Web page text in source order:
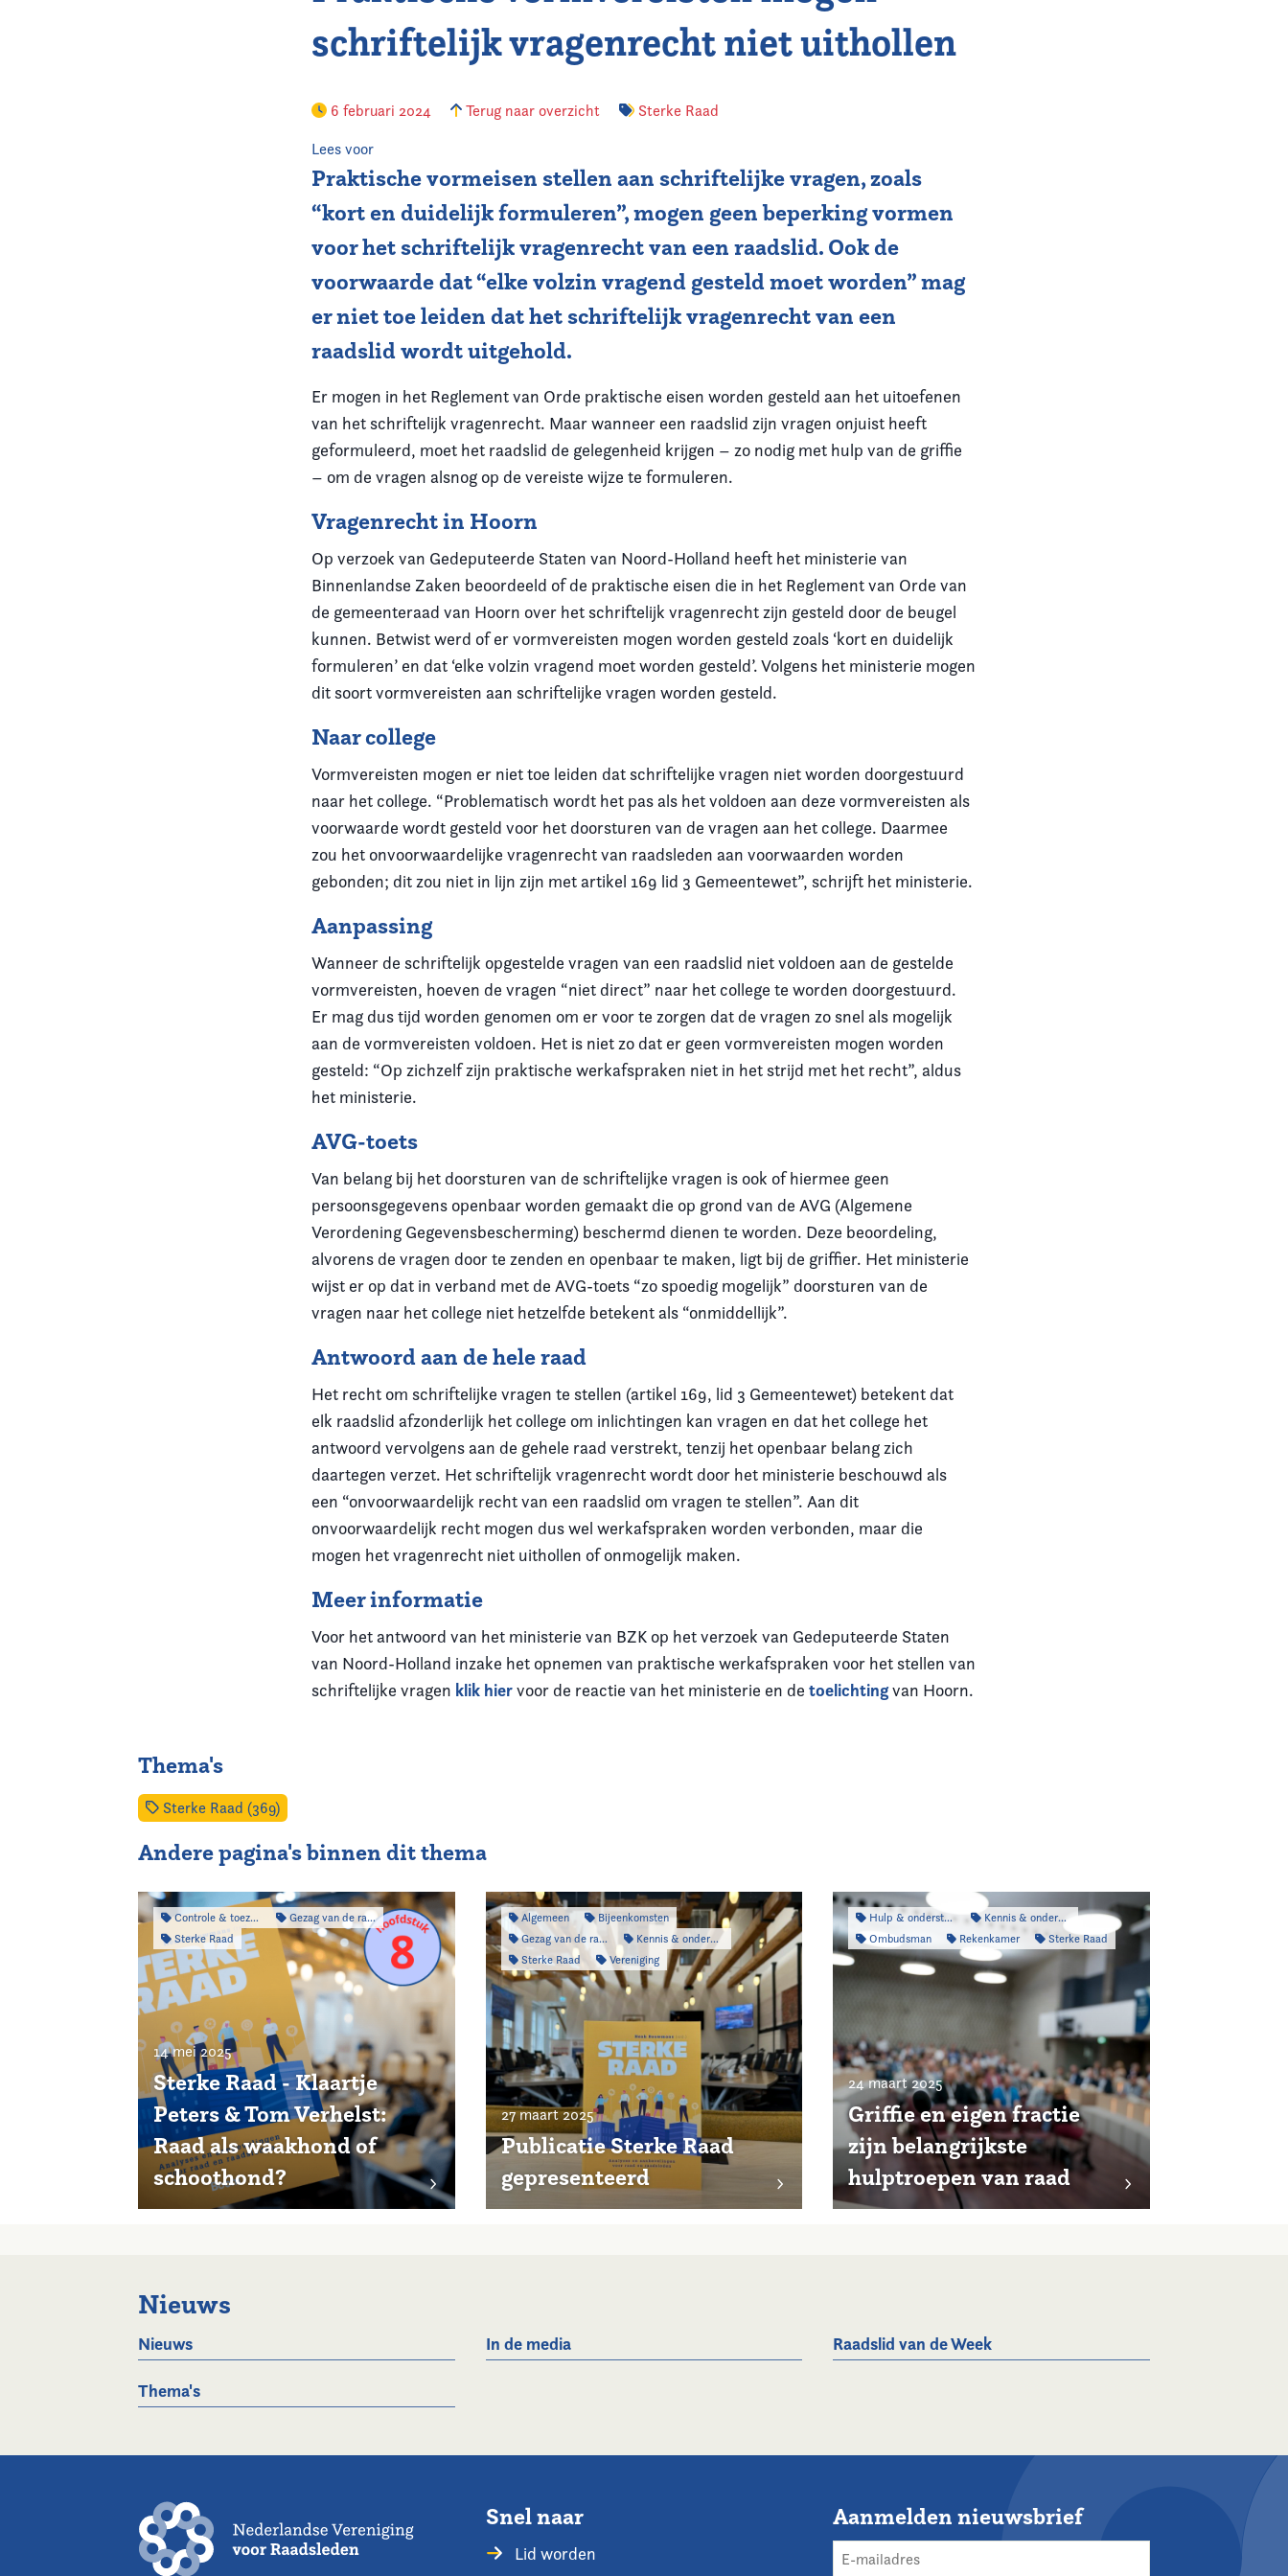
schriftelijk vragenrecht niet uithollen
6 februari 2024 Terug naar overzicht Sterke Raad
Lees voor
Praktische vormeisen stellen aan schriftelijke vragen, zoals
“kort en duidelijk formuleren”, mogen geen beperking vormen
voor het schriftelijk vragenrecht van een raadslid. Ook de
voorwaarde dat “elke volzin vragend gesteld moet worden” mag
er niet toe leiden dat het schriftelijk vragenrecht van een
raadslid wordt uitgehold.
Er mogen in het Reglement van Orde praktische eisen worden gesteld aan het uitoefenen
van het schriftelijk vragenrecht. Maar wanneer een raadslid zijn vragen onjuist heeft
geformuleerd, moet het raadslid de gelegenheid krijgen – zo nodig met hulp van de griffie
– om de vragen alsnog op de vereiste wijze te formuleren.
Vragenrecht in Hoorn
Op verzoek van Gedeputeerde Staten van Noord-Holland heeft het ministerie van
Binnenlandse Zaken beoordeeld of de praktische eisen die in het Reglement van Orde van
de gemeenteraad van Hoorn over het schriftelijk vragenrecht zijn gesteld door de beugel
kunnen. Betwist werd of er vormvereisten mogen worden gesteld zoals ‘kort en duidelijk
formuleren’ en dat ‘elke volzin vragend moet worden gesteld’. Volgens het ministerie mogen
dit soort vormvereisten aan schriftelijke vragen worden gesteld.
Naar college
Vormvereisten mogen er niet toe leiden dat schriftelijke vragen niet worden doorgestuurd
naar het college. “Problematisch wordt het pas als het voldoen aan deze vormvereisten als
voorwaarde wordt gesteld voor het doorsturen van de vragen aan het college. Daarmee
zou het onvoorwaardelijke vragenrecht van raadsleden aan voorwaarden worden
gebonden; dit zou niet in lijn zijn met artikel 169 lid 3 Gemeentewet”, schrijft het ministerie.
Aanpassing
Wanneer de schriftelijk opgestelde vragen van een raadslid niet voldoen aan de gestelde
vormvereisten, hoeven de vragen “niet direct” naar het college te worden doorgestuurd.
Er mag dus tijd worden genomen om er voor te zorgen dat de vragen zo snel als mogelijk
aan de vormvereisten voldoen. Het is niet zo dat er geen vormvereisten mogen worden
gesteld: “Op zichzelf zijn praktische werkafspraken niet in het strijd met het recht”, aldus
het ministerie.
AVG-toets
Van belang bij het doorsturen van de schriftelijke vragen is ook of hiermee geen
persoonsgegevens openbaar worden gemaakt die op grond van de AVG (Algemene
Verordening Gegevensbescherming) beschermd dienen te worden. Deze beoordeling,
alvorens de vragen door te zenden en openbaar te maken, ligt bij de griffier. Het ministerie
wijst er op dat in verband met de AVG-toets “zo spoedig mogelijk” doorsturen van de
vragen naar het college niet hetzelfde betekent als “onmiddellijk”.
Antwoord aan de hele raad
Het recht om schriftelijke vragen te stellen (artikel 169, lid 3 Gemeentewet) betekent dat
elk raadslid afzonderlijk het college om inlichtingen kan vragen en dat het college het
antwoord vervolgens aan de gehele raad verstrekt, tenzij het openbaar belang zich
daartegen verzet. Het schriftelijk vragenrecht wordt door het ministerie beschouwd als
een “onvoorwaardelijk recht van een raadslid om vragen te stellen”. Aan dit
onvoorwaardelijk recht mogen dus wel werkafspraken worden verbonden, maar die
mogen het vragenrecht niet uithollen of onmogelijk maken.
Meer informatie
Voor het antwoord van het ministerie van BZK op het verzoek van Gedeputeerde Staten
van Noord-Holland inzake het opnemen van praktische werkafspraken voor het stellen van
schriftelijke vragen klik hier voor de reactie van het ministerie en detoelichtingvan Hoorn.
Thema's
Sterke Raad (369)
Andere pagina's binnen dit thema
Controle & toezicht
Gezag van de raad
Sterke Raad
14 mei 2025
Sterke Raad - Klaartje
Peters & Tom Verhelst:
Raad als waakhond of
schoothond?
Algemeen
Bijeenkomsten
Gezag van de raad
Kennis & onderzoek
Sterke Raad
Vereniging
27 maart 2025
Publicatie Sterke Raad
gepresenteerd
Hulp & ondersteuning
Kennis & onderzoek
Ombudsman
Rekenkamer Sterke Raad
24 maart 2025
Griffie en eigen fractie
zijn belangrijkste
hulptroepen van raad
Nieuws
Nieuws In de media Raadslid van de Week
Thema's
Snel naar
Lid worden
Aanmelden nieuwsbrief